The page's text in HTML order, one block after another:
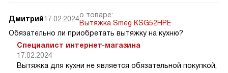
Дмитрий17.02.2024о товаре:
Вытяжка Smeg KSG52HPE
Обязательно ли приобретать вытяжку на кухню?
Специалист интернет-магазина
17.02.2024
Вытяжка для кухни не является обязательной покупкой,